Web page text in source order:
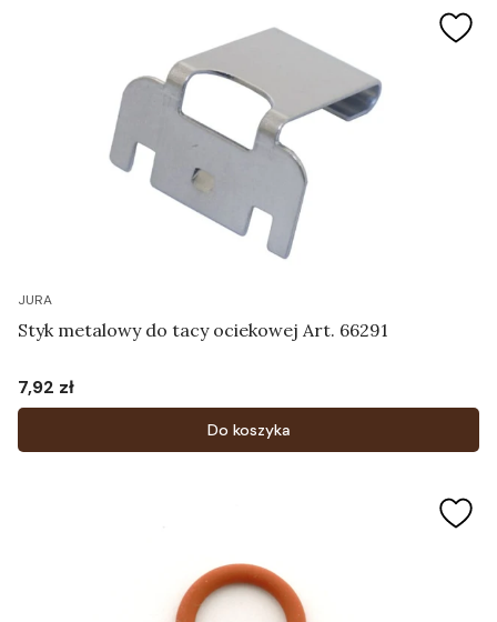
JURA
Styk metalowy do tacy ociekowej Art. 66291
Cena
7,92 zł
Do koszyka